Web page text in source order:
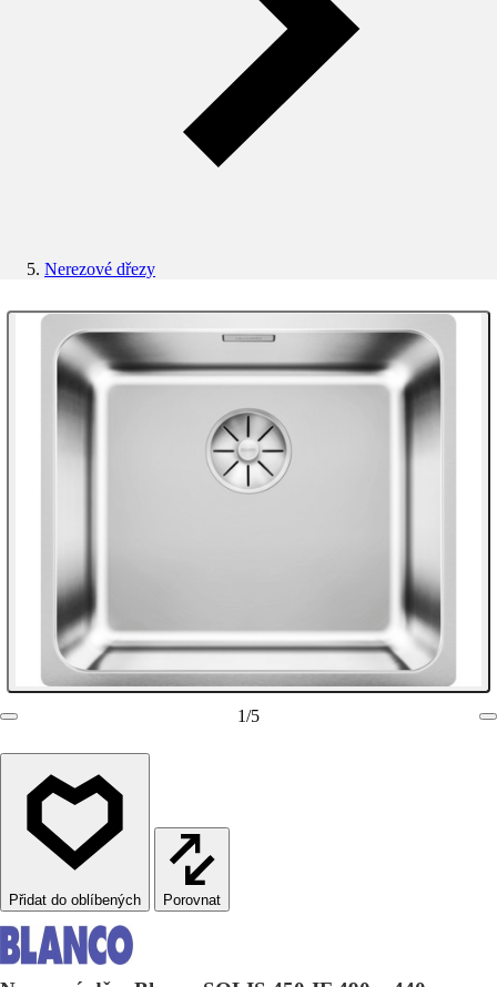
Nerezové dřezy
1/5
Porovnat